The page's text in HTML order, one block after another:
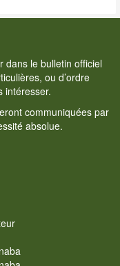
dans le bulletin officiel
ou d’ordre
intéresser.
communiquées par
absolue.